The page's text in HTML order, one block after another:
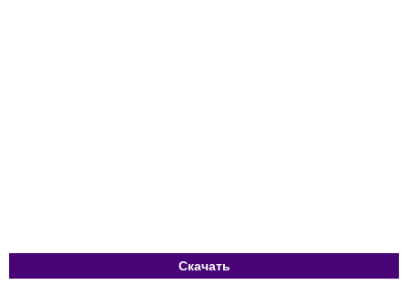
Скачать